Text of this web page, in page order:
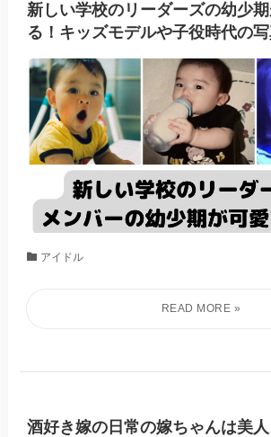
新しい学校のリーダーズの幼少
る！キッズモデルや子役時代の
アイドル
酒好き嫁の日常の嫁ちゃんは美